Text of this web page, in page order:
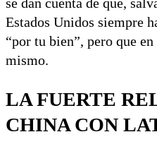
se dan cuenta de que,
Estados Unidos siempre
“por tu bien”, pero que
mismo.
LA FUERTE
CHINA CON